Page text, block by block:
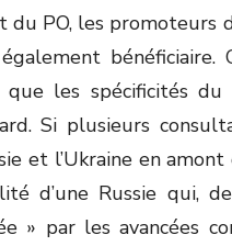
du PO, les
également
que les spécificités
Si plusieurs
et l’Ukraine en
d’une Russie qui,
» par les avancées